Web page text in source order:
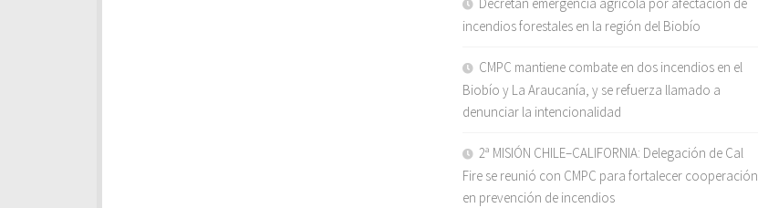
incendios forestales en la región del Biobío
CMPC mantiene combate en dos incendios en el
Biobío y La Araucanía, y se refuerza llamado a
denunciar la intencionalidad
2ª MISIÓN CHILE–CALIFORNIA: Delegación de Cal
Fire se reunió con CMPC para fortalecer cooperación
en prevención de incendios